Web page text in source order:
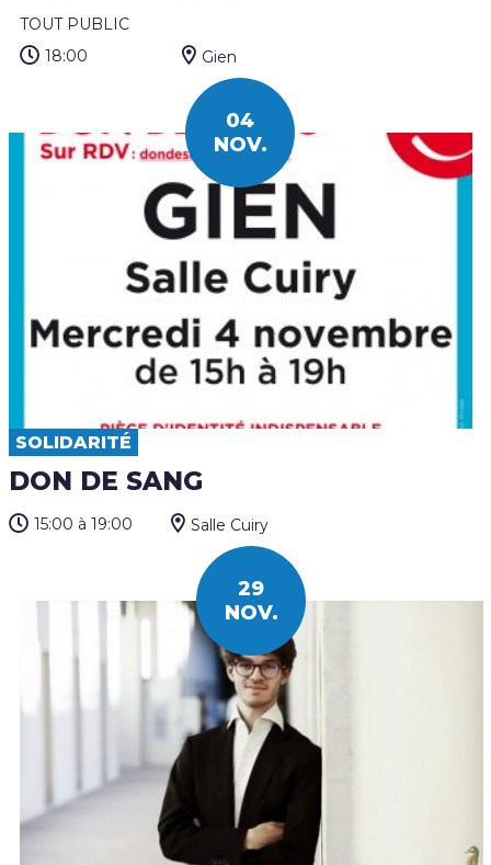
TOUT PUBLIC
18:00
Gien
04
NOV.
SOLIDARITÉ
DON DE SANG
15:00 à 19:00 Salle Cuiry
29
NOV.